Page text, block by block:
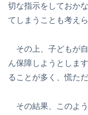
切な指示をしておか
てしまうことも考えら
その上、子どもが
ん保障しようとしま
ることが多く、慌た
その結果、このよ